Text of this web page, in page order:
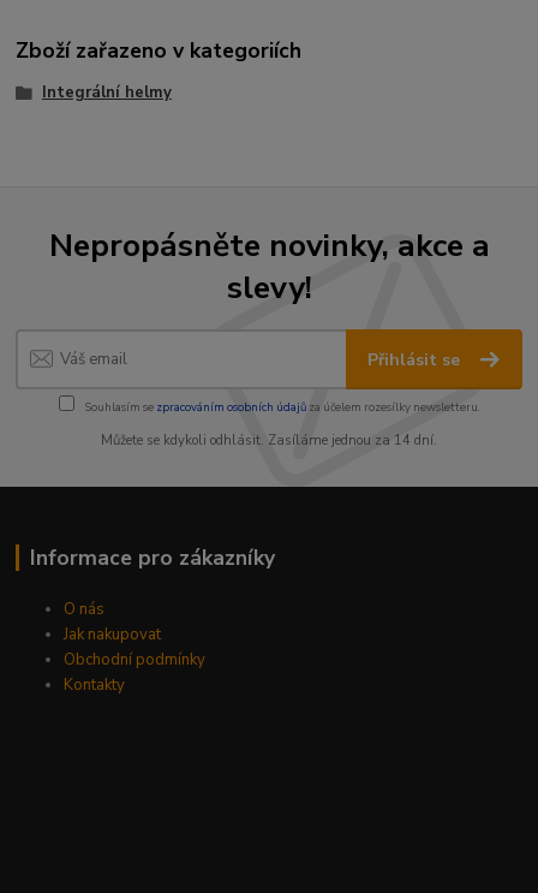
Zboží zařazeno v kategoriích
Integrální helmy
Nepropásněte novinky, akce a
slevy!
Přihlásit se
Souhlasím se zpracováním osobních údajůza účelem rozesílky newsletteru.
Můžete se kdykoli odhlásit. Zasíláme jednou za 14 dní.
Informace pro zákazníky
O nás
Jak nakupovat
Obchodní podmínky
Kontakty